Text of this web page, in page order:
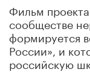
Фильм
сообществе
формируется
России», и
российскую